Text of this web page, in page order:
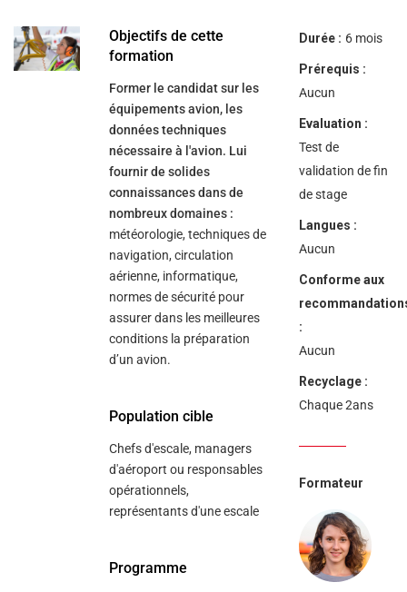
navigate
and
interact
Objectifs de cette
formation
Former le candidat sur les
équipements avion, les
données techniques
nécessaire à l'avion. Lui
fournir de solides
connaissances dans de
nombreux domaines :
météorologie, techniques de
navigation, circulation
aérienne, informatique,
normes de sécurité pour
assurer dans les meilleures
conditions la préparation
d’un avion.
Population cible
Chefs d'escale, managers
d'aéroport ou responsables
opérationnels,
représentants d'une escale
Programme
Durée : 6 mois
Prérequis :
Aucun
Evaluation :
Test de
validation de fin
de stage
Langues :
Aucun
Conforme aux
:
Aucun
Recyclage :
Chaque 2ans
Formateur